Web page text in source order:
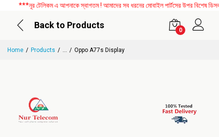
***নূর টেলিকম এ আপনাকে স্বাগতম ! আমাদের সব ধরনের মোবাইল পার্টসের উপর বিশেষ
Back to Products
0
Home Products ... Oppo A77s Display